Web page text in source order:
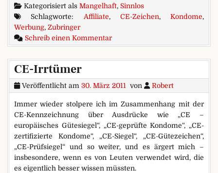
Kategorisiert als Mangelhaft, Sinnlos
Schlagworte: Affiliate, CE-Zeichen, Kondome,
Werbung, Zubringer
Schreib einen Kommentarzu Kondome erst ab 18? Aaargh.
CE-Irrtümer
Veröffentlicht am 30. März 2011 von Robert
Immer wieder stolpere ich im Zusammenhang mit der
CE-Kennzeichnung über Ausdrücke wie „CE –
europäisches Gütesiegel“, „CE-geprüfte Kondome“, „CE-
zertifizierte Kondome“, „CE-Siegel“, „CE-Gütezeichen“,
„CE-Prüfsiegel“ und so weiter, und es ärgert mich –
insbesondere, wenn es von Leuten verwendet wird, die
es eigentlich besser wissen müssten.